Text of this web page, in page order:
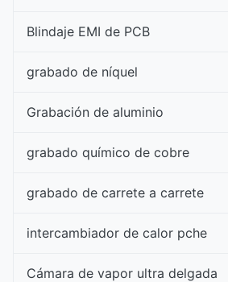
Blindaje EMI de PCB
grabado de níquel
Grabación de aluminio
grabado químico de cobre
grabado de carrete a carrete
intercambiador de calor pche
Cámara de vapor ultra delgada